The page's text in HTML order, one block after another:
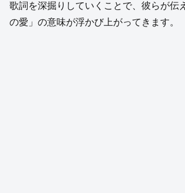
歌詞を深掘りしていくことで、彼らが伝
の愛」の意味が浮かび上がってきます。